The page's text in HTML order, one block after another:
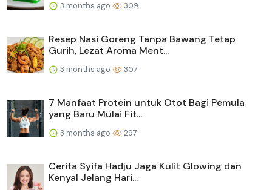
3 months ago 309
Resep Nasi Goreng Tanpa Bawang Tetap
Gurih, Lezat Aroma Ment...
3 months ago 307
7 Manfaat Protein untuk Otot Bagi Pemula
yang Baru Mulai Fit...
3 months ago 297
Cerita Syifa Hadju Jaga Kulit Glowing dan
Kenyal Jelang Hari...